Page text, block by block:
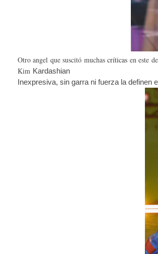
Otro angel que suscitó muchascríticas en este
Kim Kardashian
Inexpresiva, sin garra ni fuerza la definen